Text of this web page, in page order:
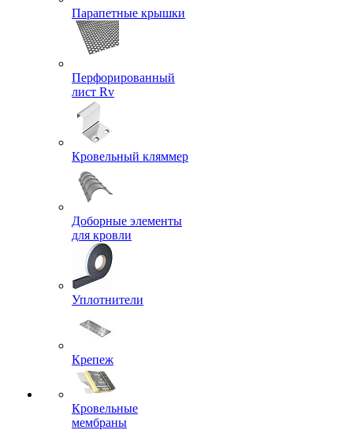
Парапетные крышки
Перфорированный
лист Rv
Кровельный кляммер
Доборные элементы
для кровли
Уплотнители
Крепеж
Кровельные
мембраны